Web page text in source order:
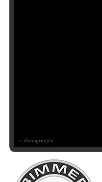
» überspringen